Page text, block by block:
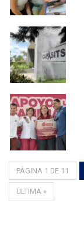
PÁGINA 1 DE 11
ÚLTIMA »